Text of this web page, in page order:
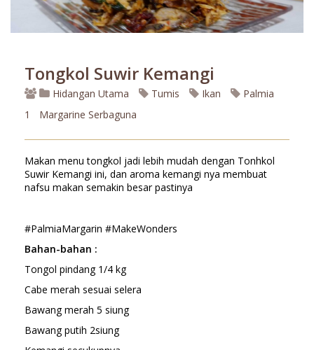
Tongkol Suwir Kemangi
1
Hidangan Utama Tumis Ikan
Palmia
Margarine Serbaguna
Makan menu tongkol jadi lebih mudah dengan Tonhkol
Suwir Kemangi ini, dan aroma kemangi nya membuat
nafsu makan semakin besar pastinya
#PalmiaMargarin #MakeWonders
Bahan-bahan :
Tongol pindang 1/4 kg
Cabe merah sesuai selera
Bawang merah 5 siung
Bawang putih 2siung